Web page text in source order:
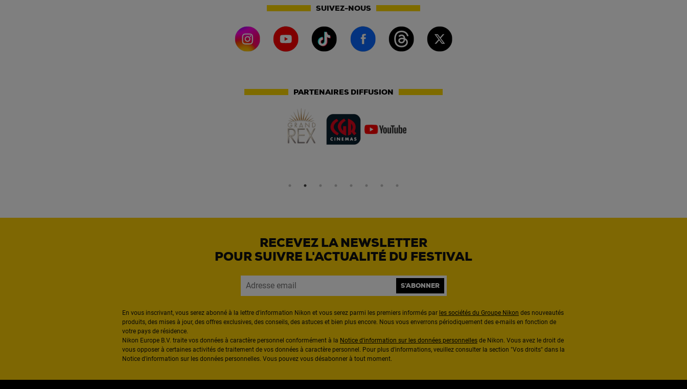
SUIVEZ-NOUS
PARTENAIRES DIFFUSION
RECEVEZ LA NEWSLETTER
POUR SUIVRE L'ACTUALITÉ DU FESTIVAL
S'ABONNER
En vous inscrivant, vous serez abonné à la lettre d'information Nikon et vous serez parmi les premiers informés par les sociétés du Groupe Nikon des nouveautés
produits, des mises à jour, des offres exclusives, des conseils, des astuces et bien plus encore. Nous vous enverrons périodiquement des e-mails en fonction de
votre pays de résidence.
Nikon Europe B.V. traite vos données à caractère personnel conformément à la Notice d'information sur les données personnelles de Nikon. Vous avez le droit de
vous opposer à certaines activités de traitement de vos données à caractère personnel. Pour plus d'informations, veuillez consulter la section "Vos droits" dans la
Notice d'information sur les données personnelles. Vous pouvez vous désabonner à tout moment.